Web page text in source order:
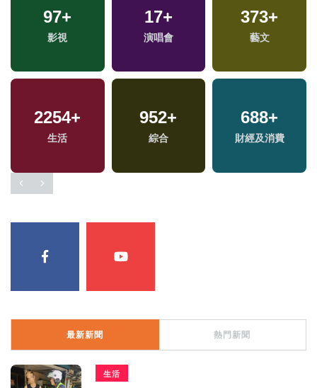
97+
影視
17+
演唱會
373+
藝文
2254+
生活
952+
綜合
688+
財經及消費
最新新聞 熱門新聞
生活